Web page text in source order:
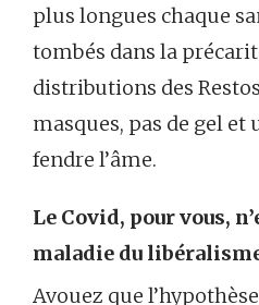
plus longues chaque
tombés dans la
distributions des
masques, pas de gel
fendre l’âme.
Le Covid, pour vous,
maladie du
Avouez que